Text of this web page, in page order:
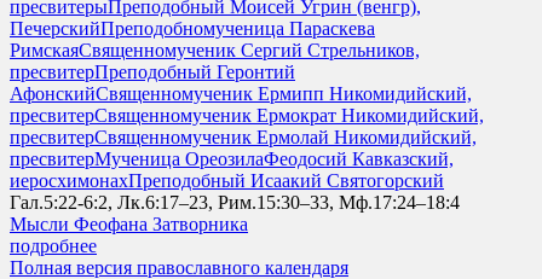
пресвитерыПреподобный Моисей Угрин (венгр),
ПечерскийПреподобномученица Параскева
РимскаяСвященномученик Сергий Стрельников,
пресвитерПреподобный Геронтий
АфонскийСвященномученик Ермипп Никомидийский,
пресвитерСвященномученик Ермократ Никомидийский,
пресвитерСвященномученик Ермолай Никомидийский,
пресвитерМученица ОреозилаФеодосий Кавказский,
иеросхимонахПреподобный Исаакий Святогорский
Гал.5:22-6:2, Лк.6:17–23, Рим.15:30–33, Мф.17:24–18:4
Мысли Феофана Затворника
подробнее
Полная версия православного календаря